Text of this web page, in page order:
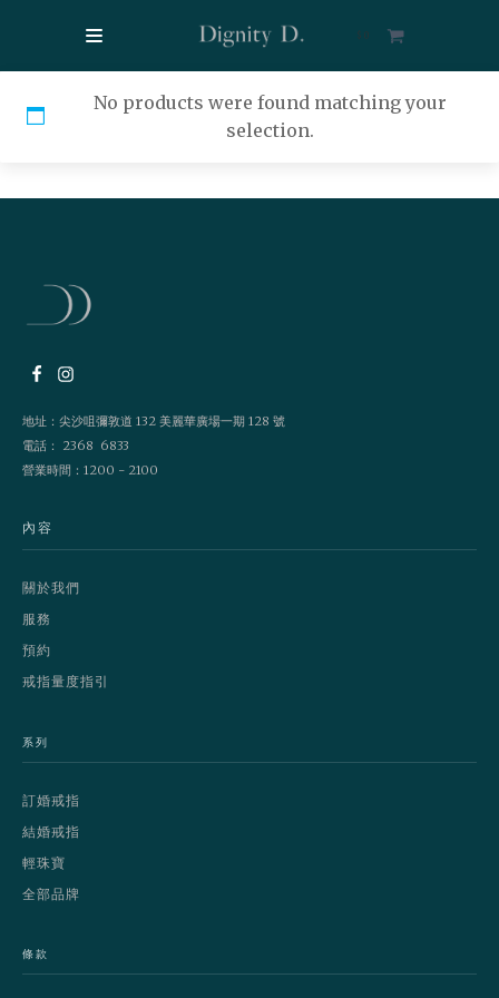
$ 0
No products were found matching your
selection.
地址：尖沙咀彌敦道 132 美麗華廣場一期 128 號
電話： 2368 6833
營業時間：1200 - 2100
內容
關於我們
服務
預約
戒指量度指引
系列
訂婚戒指
結婚戒指
輕珠寶
全部品牌
條款